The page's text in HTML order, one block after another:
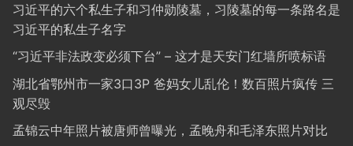
习近平的六个私生子和习仲勋陵墓，习陵墓的每一条路名是
习近平的私生子名字
“习近平非法政变必须下台” – 这才是天安门红墙所喷标语
湖北省鄂州市一家3口3P 爸妈女儿乱伦！数百照片疯传 三
观尽毁
孟锦云中年照片被唐师曾曝光，孟晚舟和毛泽东照片对比